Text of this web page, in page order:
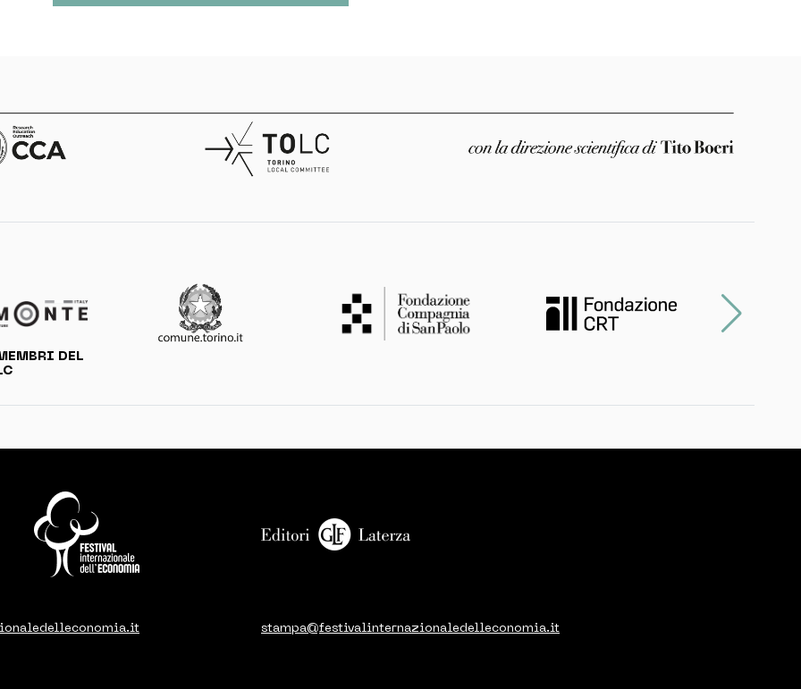
DEL
stampa@festivalinternazionaledelleconomia.it